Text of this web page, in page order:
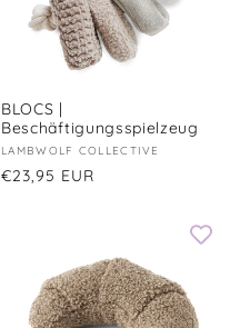
BLOCS |
Beschäftigungsspielzeug
Anbieter:
LAMBWOLF COLLECTIVE
Normaler
€23,95 EUR